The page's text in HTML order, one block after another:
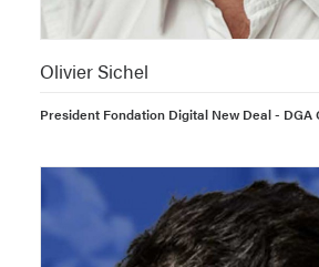
Olivier Sichel
President Fondation Digital New Deal - DGA